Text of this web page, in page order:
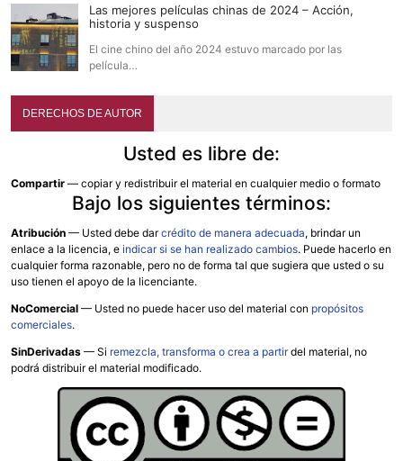
Las mejores películas chinas de 2024 – Acción,
historia y suspenso
El cine chino del año 2024 estuvo marcado por las
película…
DERECHOS DE AUTOR
Usted es libre de:
Compartir — copiar y redistribuir el material en cualquier medio o formato
Bajo los siguientes términos:
Atribución — Usted debe darcrédito de manera adecuada, brindar un
enlace a la licencia, e indicar si se han realizado cambios. Puede hacerlo en
cualquier forma razonable, pero no de forma tal que sugiera que usted o su
uso tienen el apoyo de la licenciante.
NoComercial — Usted no puede hacer uso del material con propósitos
comerciales.
SinDerivadas — Si remezcla, transforma o crea a partirdel material, no
podrá distribuir el material modificado.